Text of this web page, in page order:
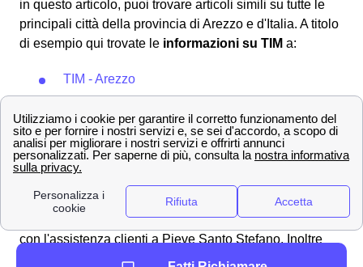
in questo articolo, puoi trovare articoli simili su tutte le
principali città della provincia di Arezzo e d'Italia. A titolo
di esempio qui trovate le informazioni su TIM a:
TIM - Arezzo
Inoltre puoi tornare indietro alla pagina della regione
Toscana e scoprire negozi e offerte TIM in Toscana e a
Arezzoper le altre città vicino alla tua.
I numeri del servizio clienti TIM a Pieve Santo
Stefano, come fare reclami e disdette
Scopri tutti i contatti ed i numeri utili di TIM per parlare
con l'assistenza clienti a Pieve Santo Stefano. Inoltre
scopri i canali social di TIM Italia, e come effettuare una